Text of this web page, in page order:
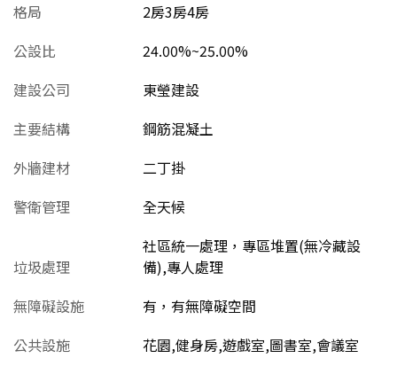
格局
2房3房4房
公設比
24.00%~25.00%
建設公司
東瑩建設
主要結構
鋼筋混凝土
外牆建材
二丁掛
警衛管理
全天候
垃圾處理
社區統一處理，專區堆置(無冷藏設
備),專人處理
無障礙設施
有，有無障礙空間
公共設施
花園,健身房,遊戲室,圖書室,會議室